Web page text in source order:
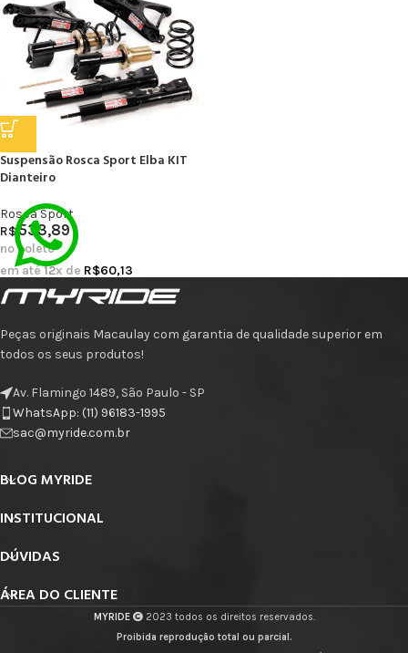
Suspensão Rosca Sport Elba KIT
Dianteiro
Rosca Sport
R$ 533,89
no boleto
em até12x de R$60,13
Peças originais Macaulay com garantia de qualidade superior em
todos os seus produtos!
Av. Flamingo 1489, São Paulo - SP
WhatsApp: (11) 96183-1995
sac@myride.com.br
BLOG MYRIDE
INSTITUCIONAL
DÚVIDAS
ÁREA DO CLIENTE
MYRIDE
2023 todos os direitos reservados.
Proibida reprodução total ou parcial.